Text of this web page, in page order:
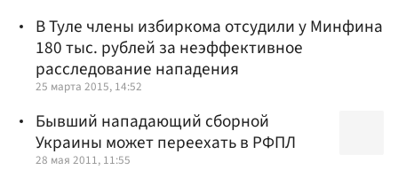
В Туле члены избиркома отсудили у Минфина
180 тыс. рублей за неэффективное
расследование нападения
25 марта 2015, 14:52
Бывший нападающий сборной
Украины может переехать в РФПЛ
28 мая 2011, 11:55